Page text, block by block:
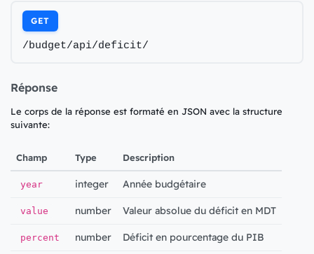
GET
/budget/api/deficit/
Réponse
Le corps de la réponse est formaté en JSON avec la structure
suivante:
Champ Type Description
year integer Année budgétaire
value number Valeur absolue du déficit en MDT
percent number Déficit en pourcentage du PIB